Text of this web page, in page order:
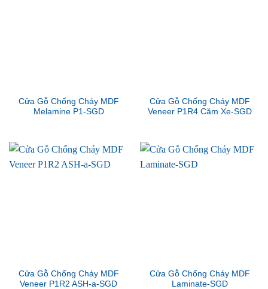
Cửa Gỗ Chống Cháy MDF
Melamine P1-SGD
Cửa Gỗ Chống Cháy MDF
Veneer P1R4 Căm Xe-SGD
Cửa Gỗ Chống Cháy MDF
Veneer P1R2 ASH-a-SGD
Cửa Gỗ Chống Cháy MDF
Laminate-SGD